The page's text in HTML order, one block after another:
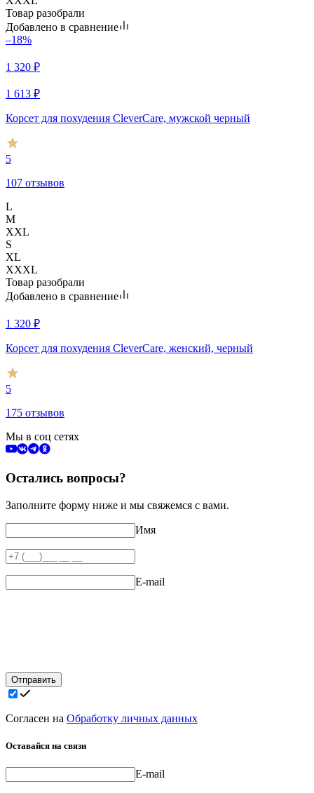
Товар разобрали
Добавлено в сравнение
–18%
1 320 ₽
1 613 ₽
Корсет для похудения CleverCare, мужской черный
5
107 отзывов
L
M
XXL
S
XL
XXXL
Товар разобрали
Добавлено в сравнение
1 320 ₽
Корсет для похудения CleverCare, женский, черный
5
175 отзывов
Мы в соц сетях
Остались вопросы?
Заполните форму ниже и мы свяжемся с вами.
Имя
E-mail
Отправить
Согласен на Обработку личных данных
Оставайся на связи
E-mail